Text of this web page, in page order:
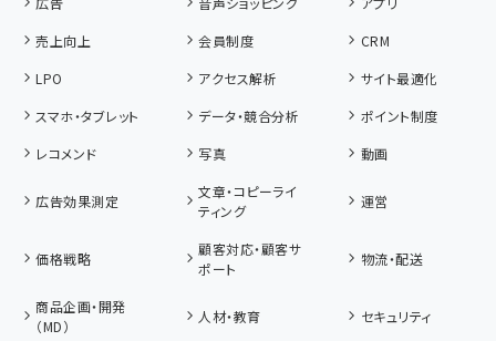
売上向上
会員制度
CRM
LPO
アクセス解析
サイト最適化
スマホ・タブレット
データ・競合分析
ポイント制度
レコメンド
写真 動画
広告効果測定
文章・コピーライ
ティング
運営
価格戦略
顧客対応・顧客サ
ポート
物流・配送
商品企画・開発
（MD）
人材・教育 セキュリティ